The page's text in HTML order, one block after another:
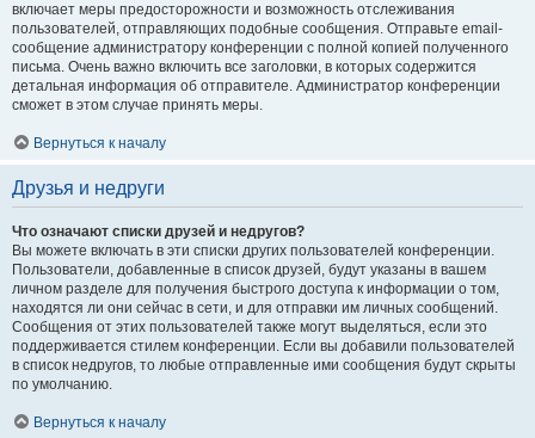
включает меры предосторожности и возможность отслеживания
пользователей, отправляющих подобные сообщения. Отправьте email-
сообщение администратору конференции с полной копией полученного
письма. Очень важно включить все заголовки, в которых содержится
детальная информация об отправителе. Администратор конференции
сможет в этом случае принять меры.
Вернуться к началу
Друзья и недруги
Что означают списки друзей и недругов?
Вы можете включать в эти списки других пользователей конференции.
Пользователи, добавленные в список друзей, будут указаны в вашем
личном разделе для получения быстрого доступа к информации о том,
находятся ли они сейчас в сети, и для отправки им личных сообщений.
Сообщения от этих пользователей также могут выделяться, если это
поддерживается стилем конференции. Если вы добавили пользователей
в список недругов, то любые отправленные ими сообщения будут скрыты
по умолчанию.
Вернуться к началу